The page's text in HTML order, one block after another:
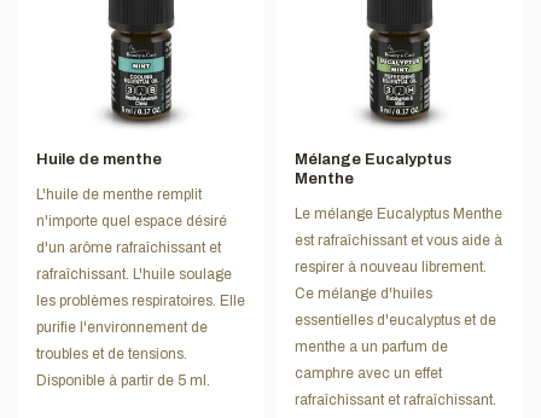
Huile de menthe
L'huile de menthe remplit
n'importe quel espace désiré
d'un arôme rafraîchissant et
rafraîchissant. L'huile soulage
les problèmes respiratoires. Elle
purifie l'environnement de
troubles et de tensions.
Disponible à partir de 5 ml.
Mélange Eucalyptus
Menthe
Le mélange Eucalyptus Menthe
est rafraîchissant et vous aide à
respirer à nouveau librement.
Ce mélange d'huiles
essentielles d'eucalyptus et de
menthe a un parfum de
camphre avec un effet
rafraîchissant et rafraîchissant.